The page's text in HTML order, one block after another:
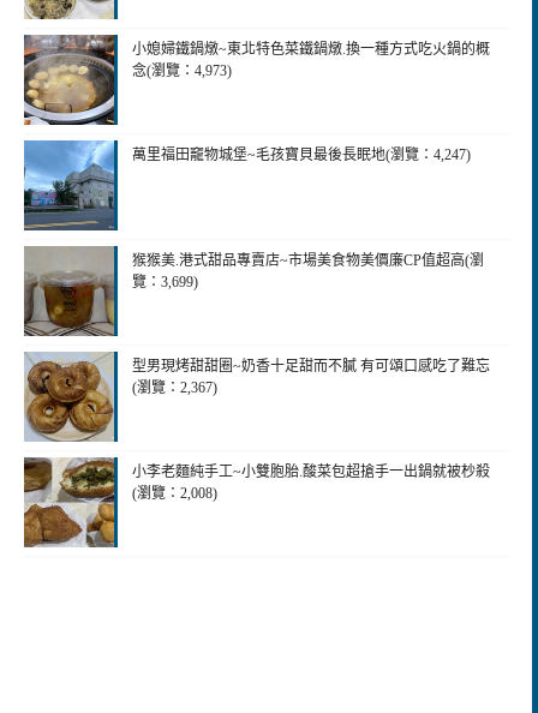
小媳婦鐵鍋燉~東北特色菜鐵鍋燉.換一種方式吃火鍋的概
念(瀏覽：4,973)
萬里福田竉物城堡~毛孩寶貝最後長眠地(瀏覽：4,247)
猴猴美.港式甜品專賣店~市場美食物美價廉CP值超高(瀏
覽：3,699)
型男現烤甜甜圈~奶香十足甜而不膩 有可頌口感吃了難忘
(瀏覽：2,367)
小李老麵純手工~小雙胞胎.酸菜包超搶手一出鍋就被杪殺
(瀏覽：2,008)